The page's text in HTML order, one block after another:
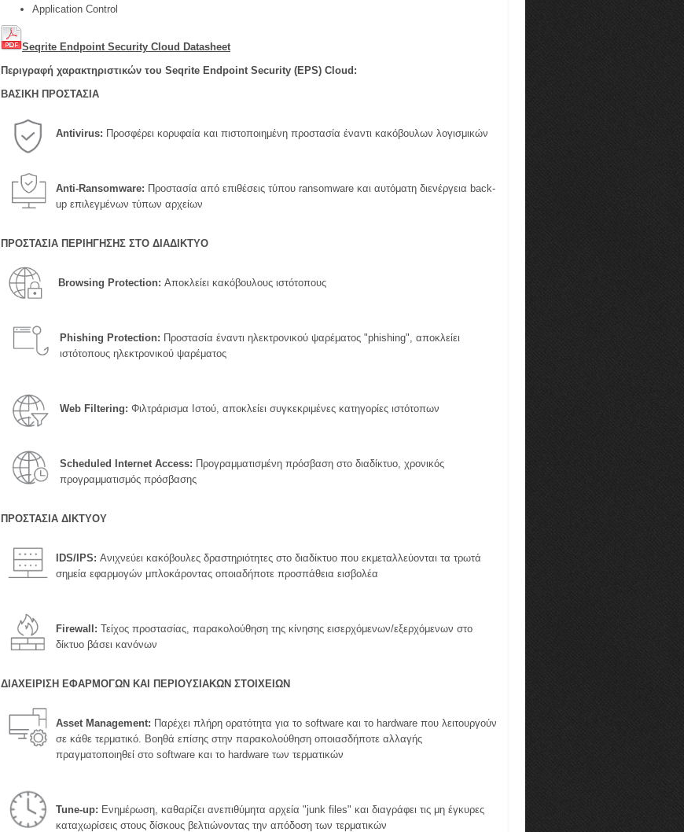
Application Control
Seqrite Endpoint Security Cloud Datasheet
Περιγραφή χαρακτηριστικών του Seqrite Endpoint Security (EPS) Cloud:
ΒΑΣΙΚΗ ΠΡΟΣΤΑΣΙΑ
Antivirus: Προσφέρει κορυφαία και πιστοποιημένη προστασία έναντι κακόβουλων λογισμικών
Anti-Ransomware: Προστασία από επιθέσεις τύπου ransomware και αυτόματη διενέργεια back-
up επιλεγμένων τύπων αρχείων
ΠΡΟΣΤΑΣΙΑ ΠΕΡΙΗΓΗΣΗΣ ΣΤΟ ΔΙΑΔΙΚΤΥΟ
Browsing Protection: Αποκλείει κακόβουλους ιστότοπους
Phishing Protection: Προστασία έναντι ηλεκτρονικού ψαρέματος "phishing", αποκλείει
ιστότοπους ηλεκτρονικού ψαρέματος
Web Filtering: Φιλτράρισμα Ιστού, αποκλείει συγκεκριμένες κατηγορίες ιστότοπων
Scheduled Internet Access: Προγραμματισμένη πρόσβαση στο διαδίκτυο, χρονικός
προγραμματισμός πρόσβασης
ΠΡΟΣΤΑΣΙΑ ΔΙΚΤΥΟΥ
IDS/IPS: Ανιχνεύει κακόβουλες δραστηριότητες στο διαδίκτυο που εκμεταλλεύονται τα τρωτά
σημεία εφαρμογών μπλοκάροντας οποιαδήποτε προσπάθεια εισβολέα
Firewall: Τείχος προστασίας, παρακολούθηση της κίνησης εισερχόμενων/εξερχόμενων στο
δίκτυο βάσει κανόνων
ΔΙΑΧΕΙΡΙΣΗ ΕΦΑΡΜΟΓΩΝ ΚΑΙ ΠΕΡΙΟΥΣΙΑΚΩΝ ΣΤΟΙΧΕΙΩΝ
Asset Management: Παρέχει πλήρη ορατότητα για το software και το hardware που λειτουργούν
σε κάθε τερματικό. Βοηθά επίσης στην παρακολούθηση οποιασδήποτε αλλαγής
πραγματοποιηθεί στο software και το hardware των τερματικών
Tune-up: Ενημέρωση, καθαρίζει ανεπιθύμητα αρχεία "junk files" και διαγράφει τις μη έγκυρες
καταχωρίσεις στους δίσκους βελτιώνοντας την απόδοση των τερματικών